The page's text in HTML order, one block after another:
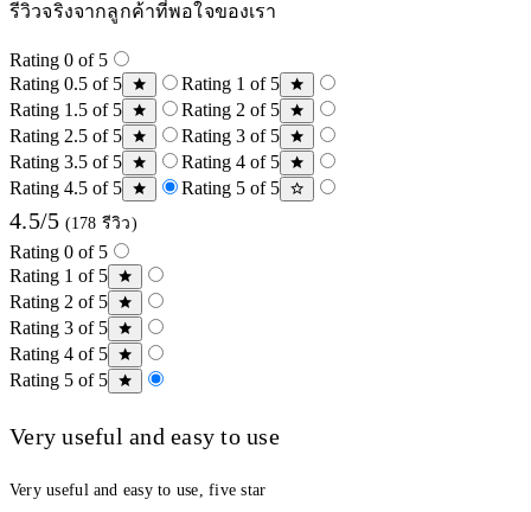
รีวิวจริงจากลูกค้าที่พอใจของเรา
Rating 0 of 5
Rating 0.5 of 5
Rating 1 of 5
Rating 1.5 of 5
Rating 2 of 5
Rating 2.5 of 5
Rating 3 of 5
Rating 3.5 of 5
Rating 4 of 5
Rating 4.5 of 5
Rating 5 of 5
4.5/5 (178 รีวิว)
Rating 0 of 5
Rating 1 of 5
Rating 2 of 5
Rating 3 of 5
Rating 4 of 5
Rating 5 of 5
Very useful and easy to use
Very useful and easy to use, five star